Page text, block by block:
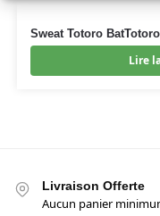
Sweat Totoro
Lire
Livraison Offerte
Aucun panier